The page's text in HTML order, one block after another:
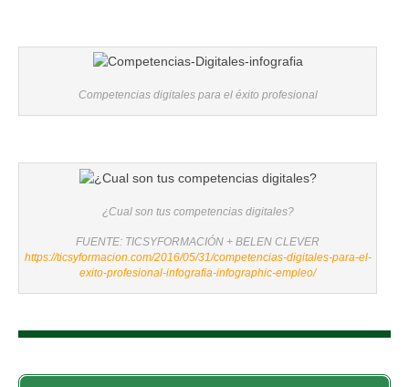
Competencias digitales para el éxito profesional
¿Cual son tus competencias digitales?
FUENTE: TICSYFORMACIÓN + BELEN CLEVER
https://ticsyformacion.com/2016/05/31/competencias-digitales-para-el-
exito-profesional-infografia-infographic-empleo/